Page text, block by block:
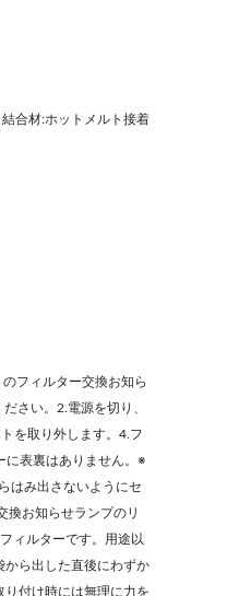
合材:ホットメルト接着
フィルター交換お知ら
さい。2.電源を切り、
を取り外します。4.フ
に表裏はありません。※
はみ出さないようにセ
換お知らせランプのリ
ィルターです。用途以
から出した直後にわずか
付け時には無理に力を